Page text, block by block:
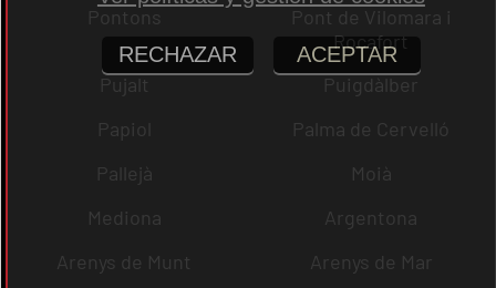
Pontons
Pont de Vilomara i
Rocafort
Pujalt
Puigdàlber
Papiol
Palma de Cervelló
Pallejà
Moià
Mediona
Argentona
Arenys de Munt
Arenys de Mar
RECHAZAR ACEPTAR